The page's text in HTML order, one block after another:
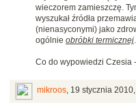
wieczorem zamieszczę.
wyszukał źródła
(nienasyconymi) jako
ogólnie obróbki termicznej.
Co do wypowiedzi Czesia
mikroos, 19 stycznia